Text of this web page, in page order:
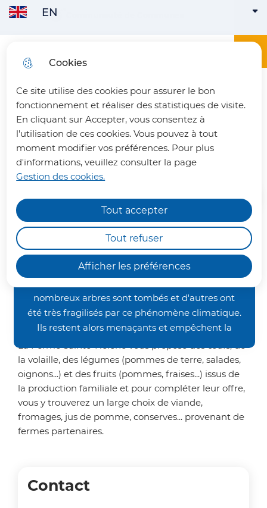
Cookies
Ce site utilise des cookies pour assurer le bon
fonctionnement et réaliser des statistiques de visite.
En cliquant sur Accepter, vous consentez à
l'utilisation de ces cookies. Vous pouvez à tout
moment modifier vos préférences. Pour plus
d'informations, veuillez consulter la page
Gestion des cookies.
Afficher les préférences
Tout accepter
Tout refuser
Skip to
fermer
Chemins de randonnée
impraticables
Nous vous informons qu'en raison des dégâts
occasionnés par les orages de la fin juin, nos
nombreux arbres sont tombés et d'autres ont
été très fragilisés par ce phénomène climatique.
Ils restent alors menaçants et empêchent la
Nous vous demandons donc un peu de patience
avant de retrouver nos sentiers dans un meilleur
état. Merci de votre compréhension.
Office du tourisme du Pays du Vermandois
Main menu
EN
ENGLISH
La Ferme Sainte-Hélène
À Pontruet, retrouvez les produits
de l'exploitation familiale et ceux
de partenaires régionaux aux
casiers de "la Ferme Sainte-
Hélène".
La Ferme Sainte-Hélène vous propose des œufs, de
la volaille, des légumes (pommes de terre, salades,
oignons...) et des fruits (pommes, fraises...) issus de
la production familiale et pour compléter leur offre,
vous y trouverez un large choix de viande,
fromages, jus de pomme, conserves... provenant de
fermes partenaires.
Contact